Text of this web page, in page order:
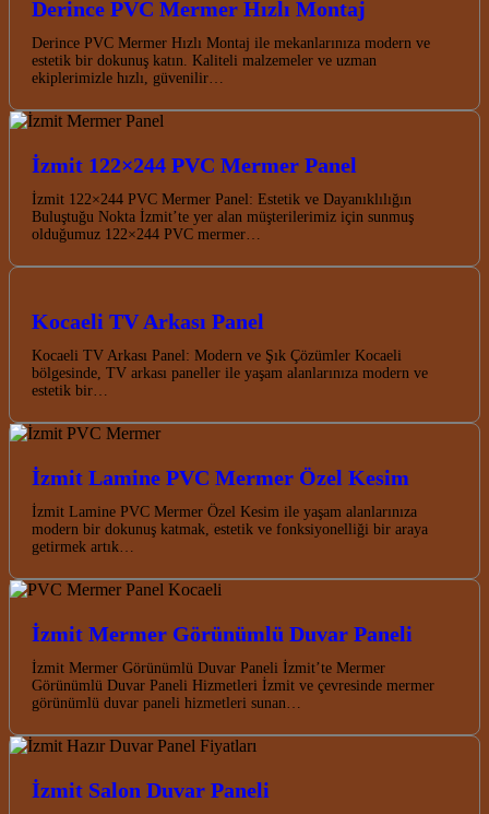
Derince PVC Mermer Hızlı Montaj
Derince PVC Mermer Hızlı Montaj ile mekanlarınıza modern ve
estetik bir dokunuş katın. Kaliteli malzemeler ve uzman
ekiplerimizle hızlı, güvenilir…
İzmit 122×244 PVC Mermer Panel
İzmit 122×244 PVC Mermer Panel: Estetik ve Dayanıklılığın
Buluştuğu Nokta İzmit’te yer alan müşterilerimiz için sunmuş
olduğumuz 122×244 PVC mermer…
Kocaeli TV Arkası Panel
Kocaeli TV Arkası Panel: Modern ve Şık Çözümler Kocaeli
bölgesinde, TV arkası paneller ile yaşam alanlarınıza modern ve
estetik bir…
İzmit Lamine PVC Mermer Özel Kesim
İzmit Lamine PVC Mermer Özel Kesim ile yaşam alanlarınıza
modern bir dokunuş katmak, estetik ve fonksiyonelliği bir araya
getirmek artık…
İzmit Mermer Görünümlü Duvar Paneli
İzmit Mermer Görünümlü Duvar Paneli İzmit’te Mermer
Görünümlü Duvar Paneli Hizmetleri İzmit ve çevresinde mermer
görünümlü duvar paneli hizmetleri sunan…
İzmit Salon Duvar Paneli